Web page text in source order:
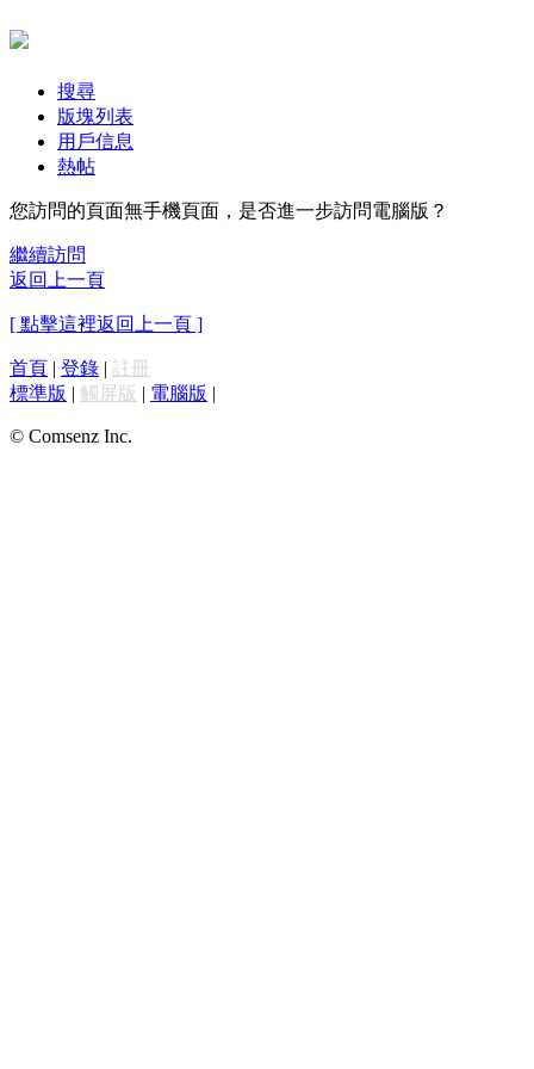
搜尋
版塊列表
用戶信息
熱帖
您訪問的頁面無手機頁面，是否進一步訪問電腦版？
繼續訪問
返回上一頁
[ 點擊這裡返回上一頁 ]
首頁 | 登錄 | 註冊
標準版 | 觸屏版 | 電腦版 |
© Comsenz Inc.